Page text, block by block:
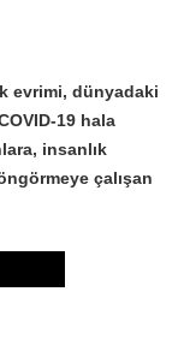
evrimi, dünyadaki
19 hala
insanlık
çalışan